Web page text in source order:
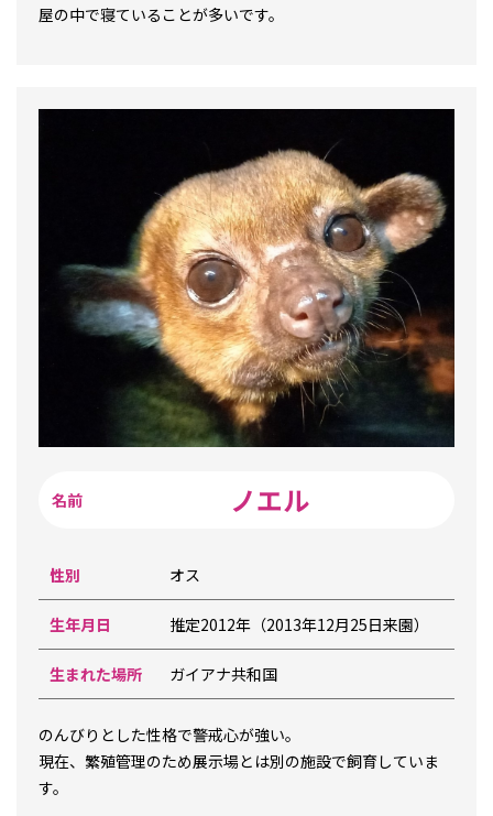
屋の中で寝ていることが多いです。
ノエル
性別 オス
生年月日 推定2012年（2013年12月25日来園）
生まれた場所 ガイアナ共和国
のんびりとした性格で警戒心が強い。
現在、繁殖管理のため展示場とは別の施設で飼育していま
す。